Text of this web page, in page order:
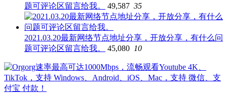
题可评论区留言给我。
49,587 35
2021.03.20最新网络节点地址分享，开放分享，有什么问
题可评论区留言给我。
45,080 10